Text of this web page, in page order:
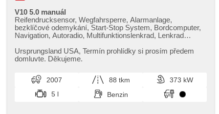
V10 5.0 manuál
Reifendrucksensor, Wegfahrsperre, Alarmanlage,
bezklíčové odemykání, Start-Stop System, Bordcomputer,
Navigation, Autoradio, Multifunktionslenkrad, Lenkrad
höheneinstellbare Fahrersitz, höheneinstellbare Sitze,
beheizte Sitze, Sportsitze, Scheinwerferwaschanlagen,
Scheibenwischersensor, El. Vorderscheiben,
Zentralverriegelung, Dachscheibe, Klimaanlage,
Xenonscheinwerfer, CD-Spieler, Zentralverriegelung mit
Funkfernbedienung, Teilbare Rücksitzbank, hlasové
Ursprungsland USA,​ Termín prohlídky si prosím předem
domluvte. Děkujeme.
2007 88 tkm
373 kW
5 l
Benzin